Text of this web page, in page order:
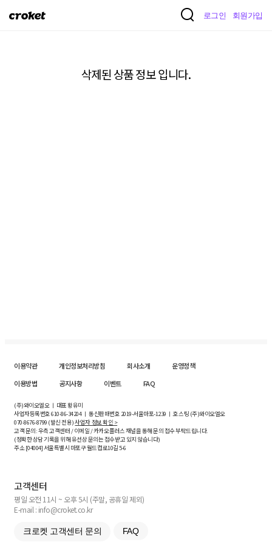
크
로그인 회원가입
삭제된 상품 정보 입니다.
이용약관 개인정보처리방침 회사소개
운영정책
이용방법
공지사항 이벤트 FAQ
(주)와이오엘오 ㅣ 대표 황유미
사업자등록번호610-86-34204ㅣ 통신판매번호 2019-서울마포-1239 ㅣ 호스팅 (주)와이오엘오
070-8676-8799 (발신 전용)사업자 정보 확인 >
고객 문의: 우측 고객센터 / 이메일 / 카카오플러스 채널을 통해 문의 접수 부탁드립니다.
(정확한 상담 기록을 위해 유선상 문의는 접수받고 있지 않습니다)
주소 [04004] 서울특별시 마포구 월드컵로10길5-6
고객센터
평일 오전 11시 ~ 오후 5시 (주말, 공휴일 제외)
E-mail : info@croket.co.kr
크로켓 고객센터 문의 FAQ